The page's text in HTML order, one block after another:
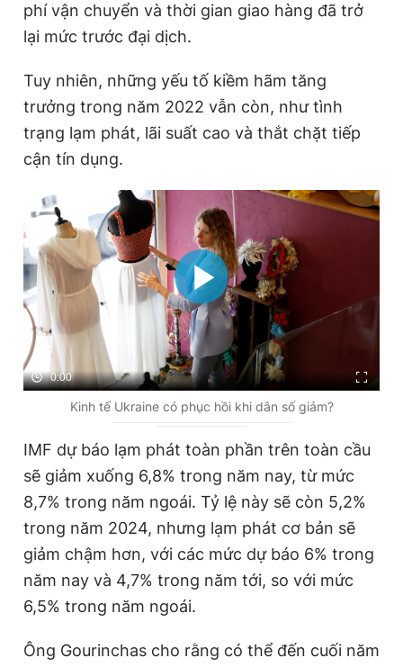
phí vận chuyển và thời gian giao hàng đã trở
lại mức trước đại dịch.
Tuy nhiên, những yếu tố kiềm hãm tăng
trưởng trong năm 2022 vẫn còn, như tình
trạng lạm phát, lãi suất cao và thắt chặt tiếp
cận tín dụng.
0:00
Kinh tế Ukraine có phục hồi khi dân số giảm?
IMF dự báo lạm phát toàn phần trên toàn cầu
sẽ giảm xuống 6,8% trong năm nay, từ mức
8,7% trong năm ngoái. Tỷ lệ này sẽ còn 5,2%
trong năm 2024, nhưng lạm phát cơ bản sẽ
giảm chậm hơn, với các mức dự báo 6% trong
năm nay và 4,7% trong năm tới, so với mức
6,5% trong năm ngoái.
Ông Gourinchas cho rằng có thể đến cuối năm